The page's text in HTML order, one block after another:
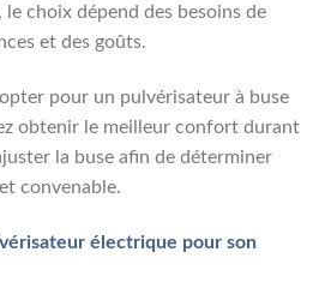
choix dépend des besoins de
et des goûts.
pour un pulvérisateur à buse
obtenir le meilleur confort durant
la buse afin de déterminer
convenable.
électrique pour son